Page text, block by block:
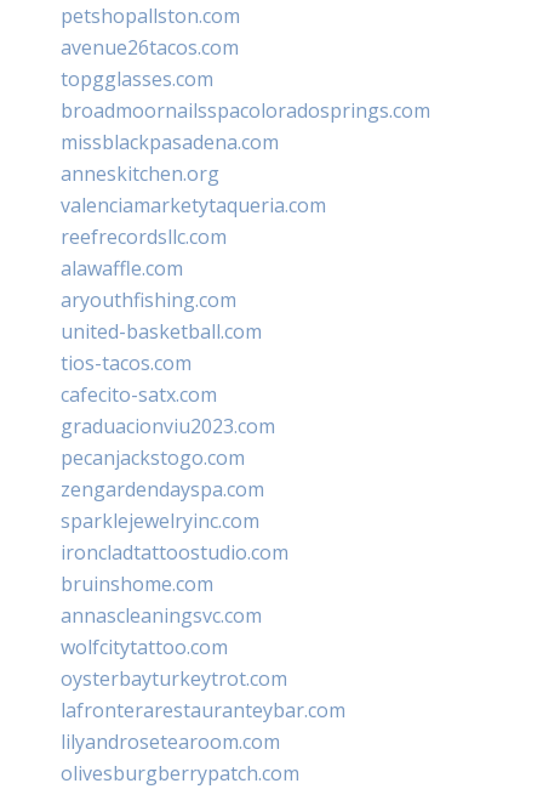
petshopallston.com
avenue26tacos.com
topgglasses.com
broadmoornailsspacoloradosprings.com
missblackpasadena.com
anneskitchen.org
valenciamarketytaqueria.com
reefrecordsllc.com
alawaffle.com
aryouthfishing.com
united-basketball.com
tios-tacos.com
cafecito-satx.com
graduacionviu2023.com
pecanjackstogo.com
zengardendayspa.com
sparklejewelryinc.com
ironcladtattoostudio.com
bruinshome.com
annascleaningsvc.com
wolfcitytattoo.com
oysterbayturkeytrot.com
lafronterarestauranteybar.com
lilyandrosetearoom.com
olivesburgberrypatch.com